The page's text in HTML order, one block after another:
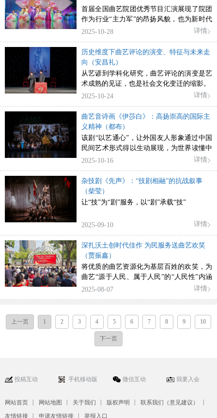
首届全国曲艺院团优秀节目汇演展现了院团
作为行业“主力军”的昂扬风貌，也为新时代
曲艺高质量发展写下生动注脚
2025-10-28 详情
历史维度下曲艺评论的演变、特征与未来走
向（安昌礼）
从艺谚到学科化研究，曲艺评论的演变是艺
术成熟的见证，也是社会文化变迁的缩影。
2025-10-24
详情
曲艺音诗画《伊莎白》：高扬崇高的国际主
义精神（都布）
该剧“以艺通心”，让外国友人形象通过中国
民间艺术形式得以生动展现，为世界读懂中
国故事、感知中国温度提供了独特的艺术通
2025-10-16 详情
杂技剧《先声》：“技剧相融”的抗战叙事
（柴莹）
让“技”为“剧”服务，以“剧”承载“技”
2025-09-10 详情
深扎沃土创时代佳作 为民服务送曲艺欢笑
（贾振鑫）
将优质的曲艺资源化为基层百姓的欢笑，为
曲艺“源于人民、属于人民”的“人民性”内涵
作出了符合时代需求的社会实践诠释
2025-08-07 详情
上一页 1 2 3 4 5 6 7 8 9 10
下一页
投稿互动 手机移动版 微信互动 我要入会
网站首页 网站地图 关于我们 版权声明 联系我们（意见建议）
友情链接 申请友情链接 举报入口